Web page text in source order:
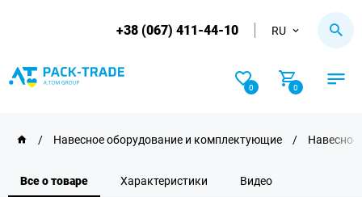
+38 (067) 411-44-10 RU
0 0
/ Навесное оборудование и комплектующие / Навесное
Все о товаре Характеристики Видео